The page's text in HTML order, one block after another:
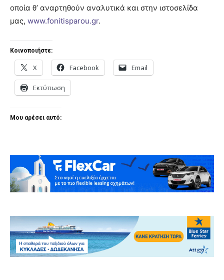
οποία θ’ αναρτηθούν αναλυτικά και στην ιστοσελίδα
μας, www.fonitisparou.gr.
Κοινοποιήστε:
X Facebook Email
Εκτύπωση
Μου αρέσει αυτό: